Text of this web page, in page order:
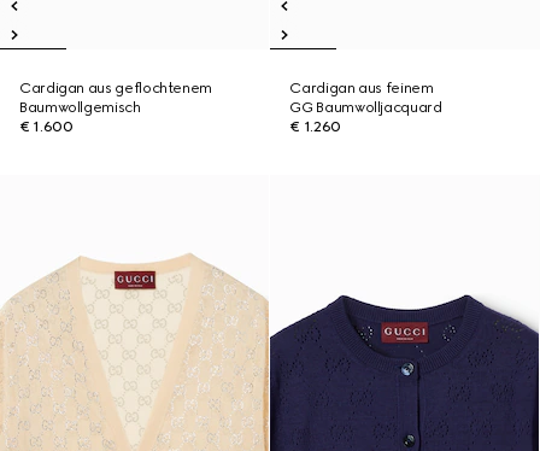
Cardigan aus geflochtenem
Baumwollgemisch
€ 1.600
Cardigan aus feinem
GG Baumwolljacquard
€ 1.260